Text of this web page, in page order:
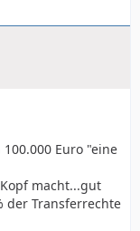
Euro "eine
macht...gut
der Transferrechte